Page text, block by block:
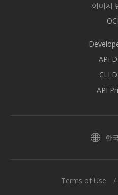
이미지
API
CLI
API
한
Terms of Use